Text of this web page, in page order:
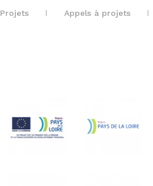
Projets Appels à projets